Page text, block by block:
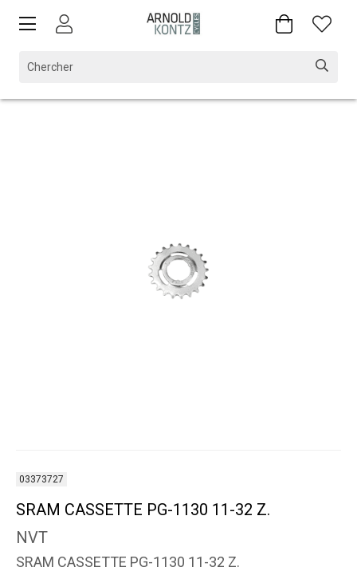
03373727
SRAM CASSETTE PG-1130 11-32 Z.
NVT
SRAM CASSETTE PG-1130 11-32 Z.